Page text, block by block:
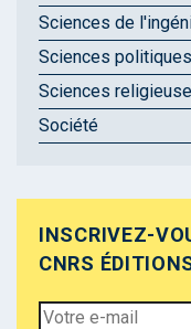
Sciences de
Sciences
Sciences
Société
INSCRIVEZ-
CNRS